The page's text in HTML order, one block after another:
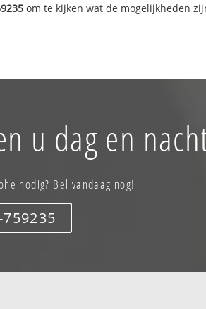
om te kijken wat de mogelijkheden
u dag en
nodig? Bel vandaag nog!